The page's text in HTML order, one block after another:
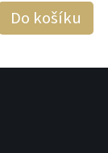
Do košíku